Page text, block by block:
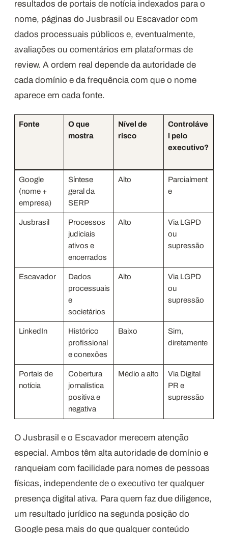
resultados de portais de notícia indexados para o
nome, páginas do Jusbrasil ou Escavador com
dados processuais públicos e, eventualmente,
avaliações ou comentários em plataformas de
review. A ordem real depende da autoridade de
cada domínio e da frequência com que o nome
aparece em cada fonte.
Fonte
O que
mostra
Nível de
risco
Controláve
l pelo
executivo?
Google
(nome +
empresa)
Síntese
geral da
SERP
Alto
Parcialment
e
Jusbrasil
Processos
judiciais
ativos e
encerrados
Alto
Via LGPD
ou
supressão
Escavador
Dados
processuais
e
societários
Alto
Via LGPD
ou
supressão
LinkedIn
Histórico
profissional
e conexões
Baixo
Sim,
diretamente
Portais de
notícia
Cobertura
jornalística
positiva e
negativa
Médio a alto
Via Digital
PR e
supressão
O Jusbrasil e o Escavador merecem atenção
especial. Ambos têm alta autoridade de domínio e
ranqueiam com facilidade para nomes de pessoas
físicas, independente de o executivo ter qualquer
presença digital ativa. Para quem faz due diligence,
um resultado jurídico na segunda posição do
Google pesa mais do que qualquer conteúdo